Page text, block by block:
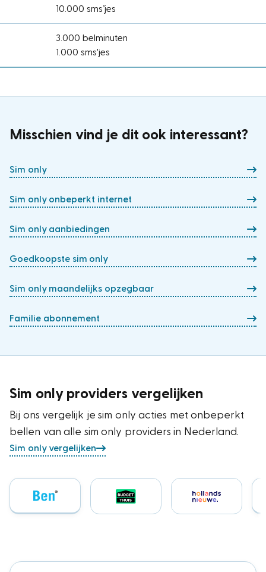
10.000 sms’jes
3.000 belminuten
1.000 sms'jes
Misschien vind je dit ook interessant?
Sim only
Sim only onbeperkt internet
Sim only aanbiedingen
Goedkoopste sim only
Sim only maandelijks opzegbaar
Familie abonnement
Sim only providers vergelijken
Bij ons vergelijk je sim only acties met onbeperkt
bellen van alle sim only providers in Nederland.
Sim only vergelijken